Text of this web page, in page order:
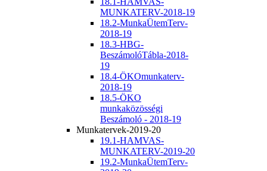
MUNKATERV-2018-19
18.2-MunkaÜtemTerv-
2018-19
18.3-HBG-
BeszámolóTábla-2018-
19
18.4-ÖKOmunkaterv-
2018-19
18.5-ÖKO
munkaközösségi
Beszámoló - 2018-19
Munkatervek-2019-20
19.1-HAMVAS-
MUNKATERV-2019-20
19.2-MunkaÜtemTerv-